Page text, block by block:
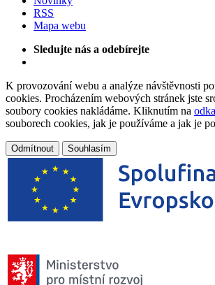
RSS
Mapa webu
Sledujte nás a odebírejte
K provozování webu a analýze návštěvnosti
cookies. Procházením webových stránek jste
soubory cookies nakládáme. Kliknutím na
souborech cookies, jak je používáme a jak je
Odmítnout Souhlasím